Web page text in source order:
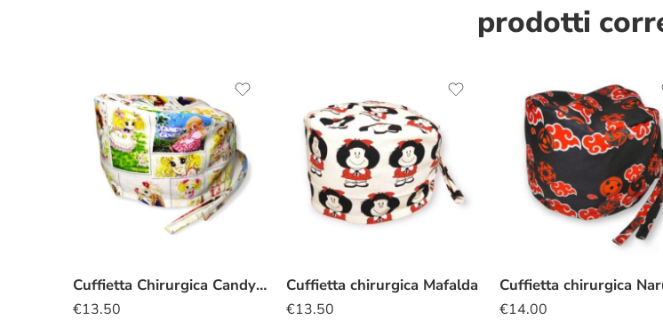
prodotti
Cuffietta Chirurgica Candy Candy
€13.50
Cuffietta chirurgica Mafalda
€13.50 €14.00